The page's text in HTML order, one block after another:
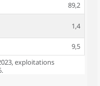
89,2
1,4
9,5
exploitations